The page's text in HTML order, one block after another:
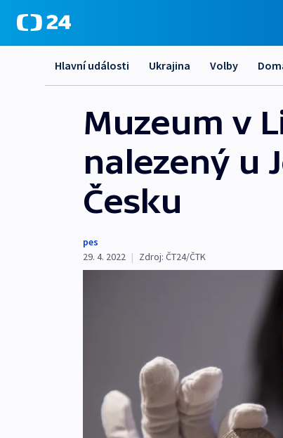
Hlavní události Ukrajina Volby
Muzeum v
nalezený u
Česku
pes
29. 4. 2022 | Zdroj: ČT24/ČTK